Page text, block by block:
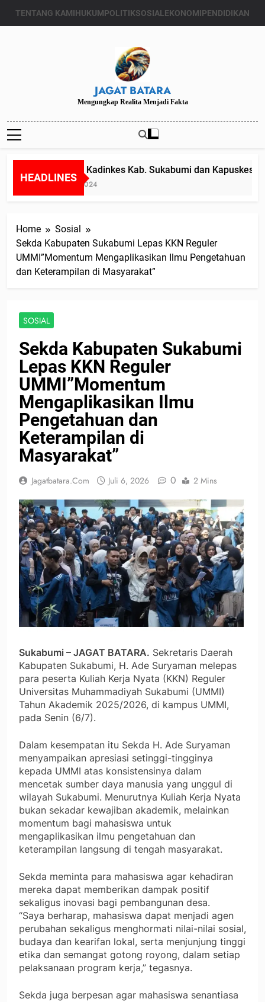
TENTANG KAMIHUKUMPOLITIKSOSIALEKONOMIPENDIDIKAN
JAGAT BATARA
Mengungkap Realita Menjadi Fakta
HEADLINES
Diduga Kadinkes Kab. Sukabumi dan
Juli 24, 2024
Home
Sosial
Sekda Kabupaten Sukabumi Lepas KKN Reguler
UMMI”Momentum Mengaplikasikan Ilmu Pengetahuan
dan Keterampilan di Masyarakat”
SOSIAL
Sekda Kabupaten Sukabumi
Lepas KKN Reguler
UMMI”Momentum
Mengaplikasikan Ilmu
Pengetahuan dan
Keterampilan di
Masyarakat”
Jagatbatara.com Juli 6, 2026 0 2 Mins
Sukabumi – JAGAT BATARA. Sekretaris Daerah
Kabupaten Sukabumi, H. Ade Suryaman melepas
para peserta Kuliah Kerja Nyata (KKN) Reguler
Universitas Muhammadiyah Sukabumi (UMMI)
Tahun Akademik 2025/2026, di kampus UMMI,
pada Senin (6/7).
Dalam kesempatan itu Sekda H. Ade Suryaman
menyampaikan apresiasi setinggi-tingginya
kepada UMMI atas konsistensinya dalam
mencetak sumber daya manusia yang unggul di
wilayah Sukabumi. Menurutnya Kuliah Kerja Nyata
bukan sekadar kewajiban akademik, melainkan
momentum bagi mahasiswa untuk
mengaplikasikan ilmu pengetahuan dan
keterampilan langsung di tengah masyarakat.
Sekda meminta para mahasiswa agar kehadiran
mereka dapat memberikan dampak positif
sekaligus inovasi bagi pembangunan desa.
“Saya berharap, mahasiswa dapat menjadi agen
perubahan sekaligus menghormati nilai-nilai sosial,
budaya dan kearifan lokal, serta menjunjung tinggi
etika dan semangat gotong royong, dalam setiap
pelaksanaan program kerja,” tegasnya.
Sekda juga berpesan agar mahasiswa senantiasa